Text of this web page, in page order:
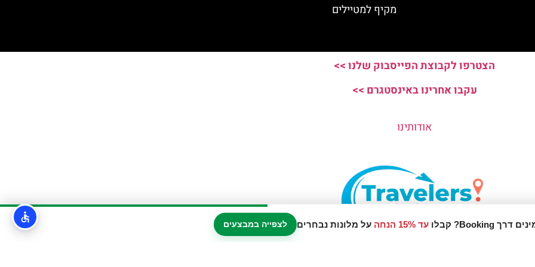
עד 15% הנחה על מלונות נבחרים לצפייה במבצעים
מקיף למטיילים
הצטרפו לקבוצת הפייסבוק שלנו >>
עקבו אחרינו באינסטגרם >>
אודותינו